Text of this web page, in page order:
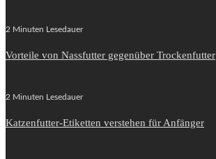
2 Minuten Lesedauer
Vorteile von Nassfutter gegenüber Trockenfutter
2 Minuten Lesedauer
Katzenfutter-Etiketten verstehen für Anfänger